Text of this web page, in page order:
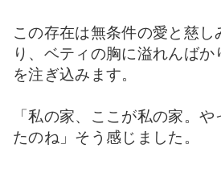
この存在は無条件の愛と慈し
り、ベティの胸に溢れんば
を注ぎ込みます。
「私の家、ここが私の家。
たのね」そう感じました。